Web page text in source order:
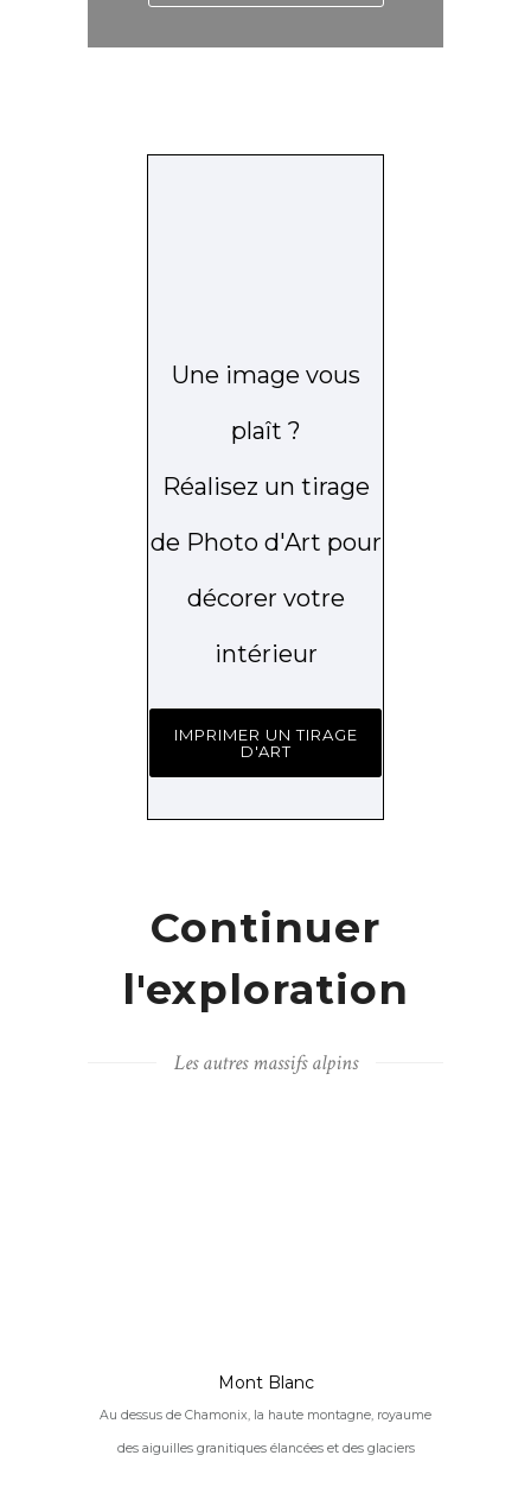
Une image vous
plaît ?
Réalisez un tirage
de Photo d'Art pour
décorer votre
intérieur
IMPRIMER UN TIRAGE
D'ART
Continuer
l'exploration
Les autres massifs alpins
Mont Blanc
Au dessus de Chamonix, la haute montagne, royaume
des aiguilles granitiques élancées et des glaciers